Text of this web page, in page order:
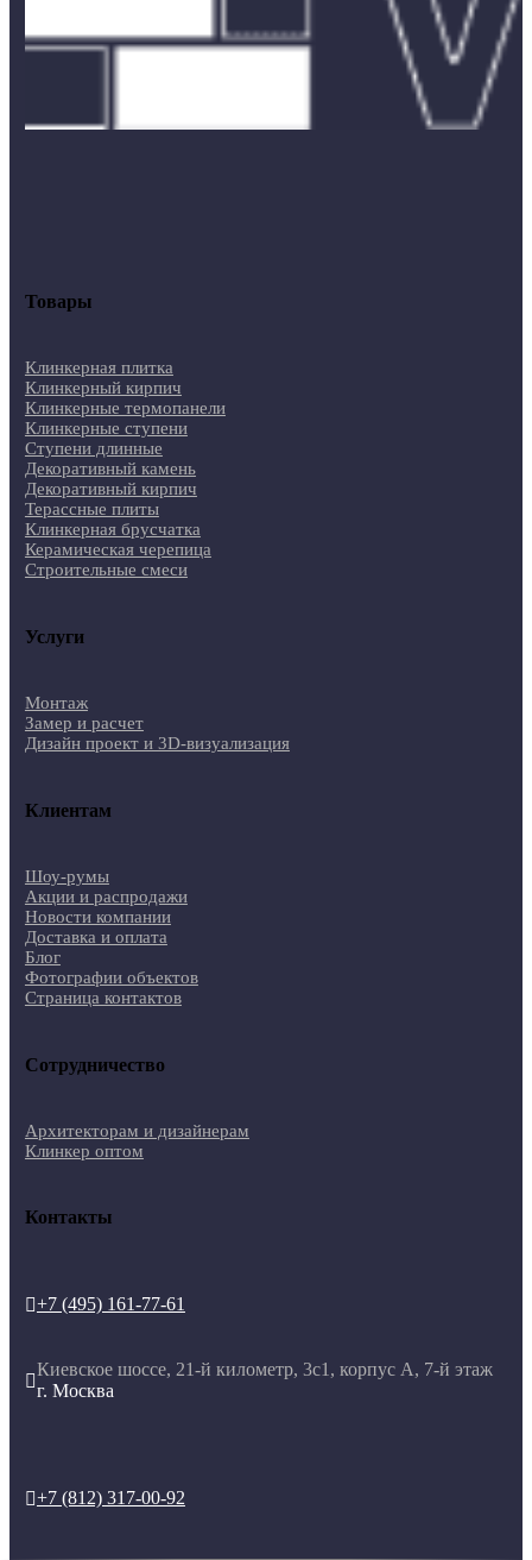
Товары
Клинкерная плитка
Клинкерный кирпич
Клинкерные термопанели
Клинкерные ступени
Ступени длинные
Декоративный камень
Декоративный кирпич
Терассные плиты
Клинкерная брусчатка
Керамическая черепица
Строительные смеси
Услуги
Монтаж
Замер и расчет
Дизайн проект и 3D-визуализация
Клиентам
Шоу-румы
Акции и распродажи
Новости компании
Доставка и оплата
Блог
Фотографии объектов
Страница контактов
Сотрудничество
Архитекторам и дизайнерам
Клинкер оптом
Контакты
+7 (495) 161-77-61

Киевское шоссе, 21-й километр, 3с1, корпус А, 7-й этаж
г. Москва
+7 (812) 317-00-92